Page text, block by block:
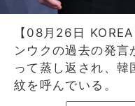
【08月26日
ンウクの過去の発言
って蒸し返され、韓
紋を呼んでいる。